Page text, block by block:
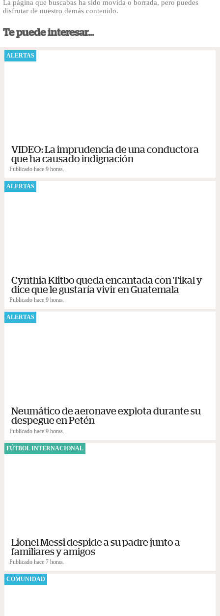
La página que buscabas ha sido movida o borrada, pero puedes
disfrutar de nuestro demás contenido.
Te puede interesar...
ALERTAS
VIDEO: La imprudencia de una conductora
que ha causado indignación
Publicado hace 9 horas.
ALERTAS
Cynthia Klitbo queda encantada con Tikal y
dice que le gustaría vivir en Guatemala
Publicado hace 9 horas.
ALERTAS
Neumático de aeronave explota durante su
despegue en Petén
Publicado hace 9 horas.
FÚTBOL INTERNACIONAL
Lionel Messi despide a su padre junto a
familiares y amigos
Publicado hace 7 horas.
COMUNIDAD